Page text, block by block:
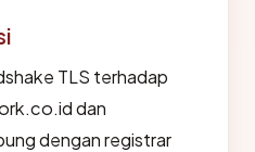
TLS terhadap
dan
dengan registrar